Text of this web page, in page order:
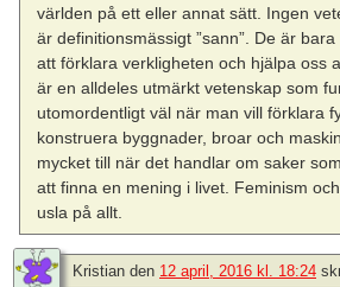
världen på ett eller annat sätt. Ingen
är definitionsmässigt ”sann”. De är
att förklara verkligheten och hjälpa oss
är en alldeles utmärkt vetenskap som
utomordentligt väl när man vill förklara
konstruera byggnader, broar och
mycket till när det handlar om saker
att finna en mening i livet. Feminism
usla på allt.
Kristian den 12 april, 2016 kl. 18:24